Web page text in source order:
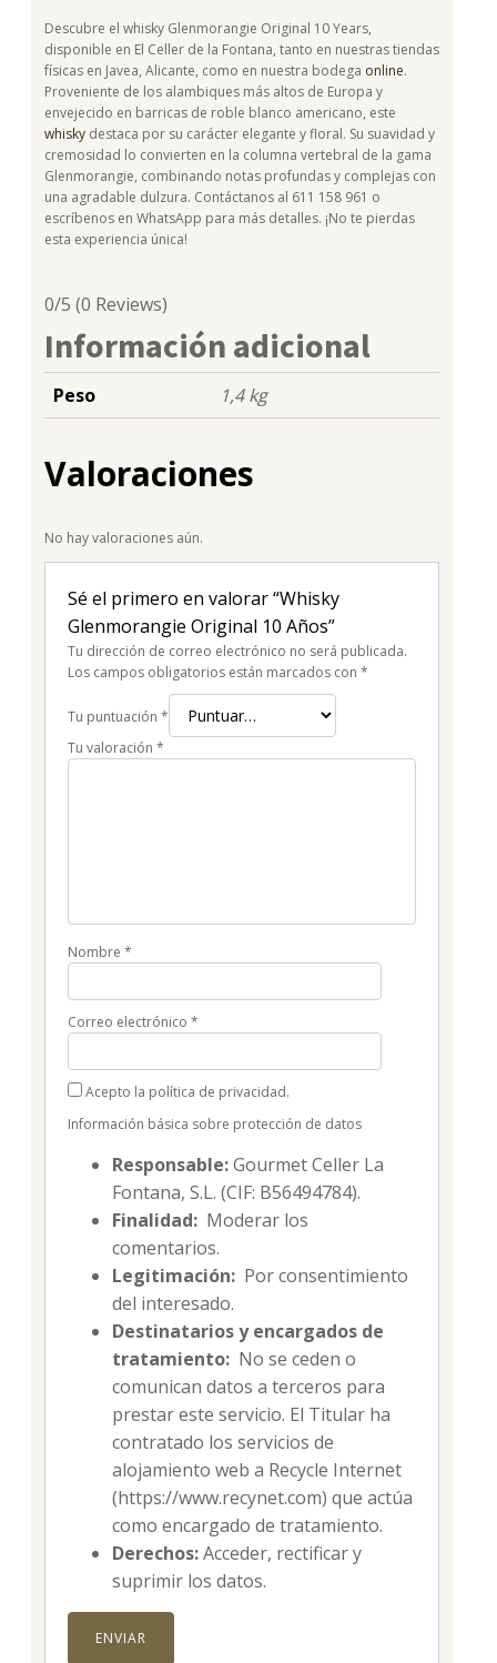
Descubre el whisky Glenmorangie Original 10 Years,
disponible en El Celler de la Fontana, tanto en nuestras tiendas
físicas en Javea, Alicante, como en nuestra bodega online.
Proveniente de los alambiques más altos de Europa y
envejecido en barricas de roble blanco americano, este
whisky destaca por su carácter elegante y floral. Su suavidad y
cremosidad lo convierten en la columna vertebral de la gama
Glenmorangie, combinando notas profundas y complejas con
una agradable dulzura. Contáctanos al 611 158 961 o
escríbenos en WhatsApp para más detalles. ¡No te pierdas
esta experiencia única!
0/5 (0 Reviews)
Información adicional
Peso 1,4 kg
Valoraciones
No hay valoraciones aún.
Sé el primero en valorar “Whisky
Glenmorangie Original 10 Años”
Tu dirección de correo electrónico no será publicada.
Los campos obligatorios están marcados con *
Tu puntuación *
Tu valoración *
Nombre *
Correo electrónico *
Acepto la política de privacidad.
Información básica sobre protección de datos
Responsable:Gourmet Celler La
Fontana, S.L. (CIF: B56494784).
Finalidad: Moderar los
comentarios.
Legitimación: Por consentimiento
del interesado.
Destinatarios y encargados de
tratamiento: No se ceden o
comunican datos a terceros para
prestar este servicio. El Titular ha
contratado los servicios de
alojamiento web a Recycle Internet
(https://www.recynet.com) que actúa
como encargado de tratamiento.
Derechos:Acceder, rectificar y
suprimir los datos.